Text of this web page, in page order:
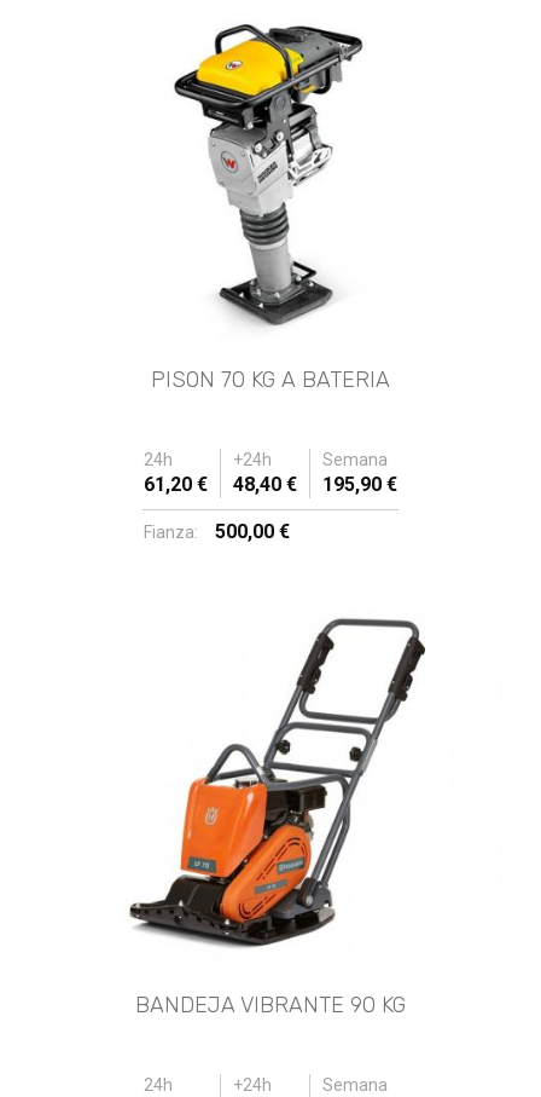
PISON 70 KG A BATERIA
24h +24h Semana
61,20 € 48,40 € 195,90 €
Fianza: 500,00 €
BANDEJA VIBRANTE 90 KG
24h +24h Semana